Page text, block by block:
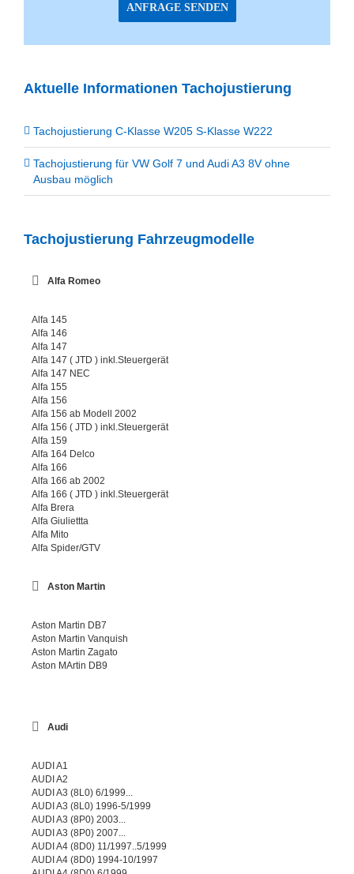
Aktuelle Informationen Tachojustierung
Tachojustierung C-Klasse W205 S-Klasse W222
Tachojustierung für VW Golf 7 und Audi A3 8V ohne
Ausbau möglich
Tachojustierung Fahrzeugmodelle
Alfa Romeo
Alfa 145
Alfa 146
Alfa 147
Alfa 147 ( JTD ) inkl.Steuergerät
Alfa 147 NEC
Alfa 155
Alfa 156
Alfa 156 ab Modell 2002
Alfa 156 ( JTD ) inkl.Steuergerät
Alfa 159
Alfa 164 Delco
Alfa 166
Alfa 166 ab 2002
Alfa 166 ( JTD ) inkl.Steuergerät
Alfa Brera
Alfa Giuliettta
Alfa Mito
Alfa Spider/GTV
Aston Martin
Aston Martin DB7
Aston Martin Vanquish
Aston Martin Zagato
Aston MArtin DB9
Audi
AUDI A1
AUDI A2
AUDI A3 (8L0) 6/1999...
AUDI A3 (8L0) 1996-5/1999
AUDI A3 (8P0) 2003...
AUDI A3 (8P0) 2007...
AUDI A4 (8D0) 11/1997..5/1999
AUDI A4 (8D0) 1994-10/1997